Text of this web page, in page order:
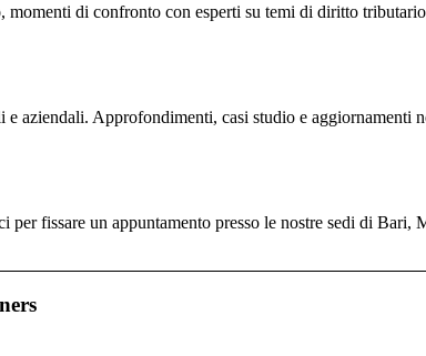
di confronto con esperti su temi di diritto
aziendali. Approfondimenti, casi studio e aggiornamenti
per fissare un appuntamento presso le nostre sedi di